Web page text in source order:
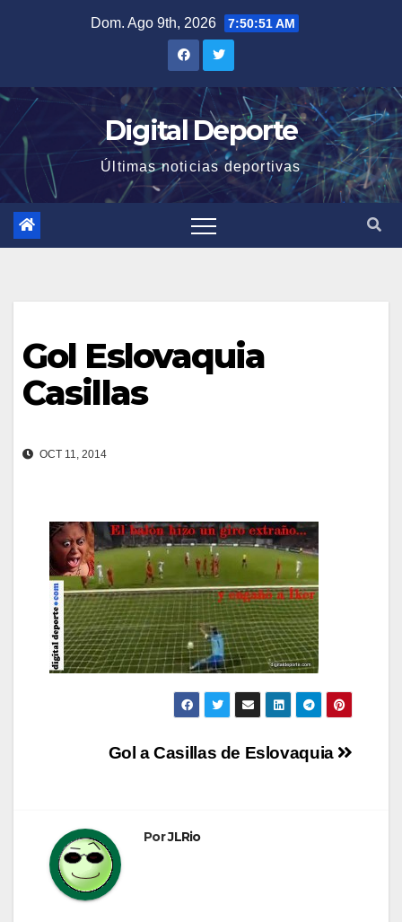
Dom. Ago 9th, 2026 7:50:52 AM
Digital Deporte
Últimas noticias deportivas
Gol Eslovaquia
Casillas
OCT 11, 2014
Navegación
entradas
Gol a Casillas de Eslovaquia
PorJLRio